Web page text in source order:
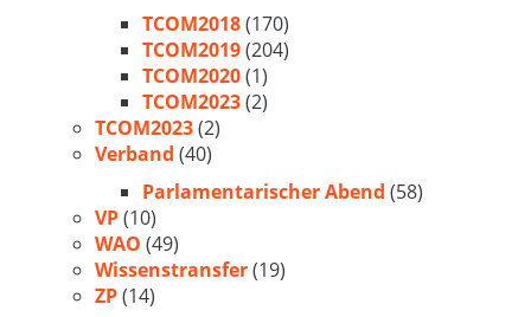
TCOM2018(170)
TCOM2019(204)
TCOM2020(1)
TCOM2023(2)
TCOM2023(2)
Verband (40)
Parlamentarischer Abend (58)
VP(10)
WAO (49)
Wissenstransfer(19)
ZP(14)